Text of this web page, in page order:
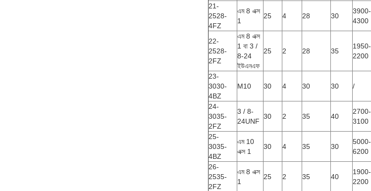
21-
2528-
4FZ
এম 8 এক্স
1
25 4 28 30
3900-
4300
22-
2528-
2FZ
এম 8 এক্স
1 বা 3 /
8-24
ইউএনএফ
25 2 28 35
1950-
2200
23-
3030-
4BZ
M10 30 4 30 30 /
24-
3035-
2FZ
3 / 8-
24UNF
30 2 35 40
2700-
3100
25-
3035-
4BZ
এম 10
এক্স 1
30 4 35 30
5000-
6200
26-
2535-
2FZ
এম 8 এক্স
1
25 2 35 40
1900-
2200